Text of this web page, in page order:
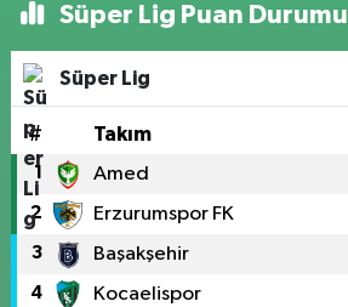
Süper Lig Puan Durumu
Süper Lig
# Takım
1 Amed
2 Erzurumspor FK
3 Başakşehir
4 Kocaelispor